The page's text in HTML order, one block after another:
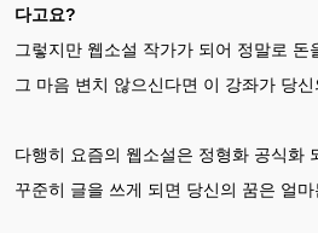
다고요?
그렇지만 웹소설 작가가 되어 정말로 돈
그 마음 변치 않으신다면 이 강좌가 당
다행히 요즘의 웹소설은 정형화 공식화
꾸준히 글을 쓰게 되면 당신의 꿈은 얼